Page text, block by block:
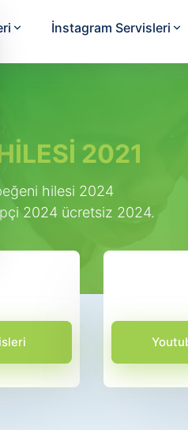
İnstagram Servisleri
2021
hilesi 2024
2024 ücretsiz 2024.